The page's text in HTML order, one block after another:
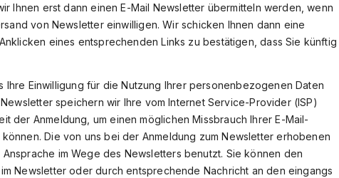
Ihnen erst dann einen E-Mail Newsletter übermitteln werden, wenn
von Newsletter einwilligen. Wir schicken Ihnen dann eine
eines entsprechenden Links zu bestätigen, dass Sie künftig
Einwilligung für die Nutzung Ihrer personenbezogenen Daten
speichern wir Ihre vom Internet Service-Provider (ISP)
der Anmeldung, um einen möglichen Missbrauch Ihrer E-Mail-
Die von uns bei der Anmeldung zum Newsletter erhobenen
im Wege des Newsletters benutzt. Sie können den
Newsletter oder durch entsprechende Nachricht an den eingangs